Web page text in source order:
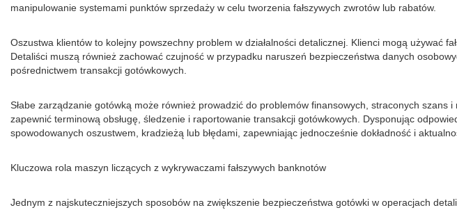
manipulowanie systemami punktów sprzedaży w celu tworzenia fałszywych zwrotów lub rabatów.
Oszustwa klientów to kolejny powszechny problem w działalności detalicznej. Klienci mogą używać
Detaliści muszą również zachować czujność w przypadku naruszeń bezpieczeństwa danych
pośrednictwem transakcji gotówkowych.
Słabe zarządzanie gotówką może również prowadzić do problemów finansowych, straconych
zapewnić terminową obsługę, śledzenie i raportowanie transakcji gotówkowych. Dysponując
spowodowanych oszustwem, kradzieżą lub błędami, zapewniając jednocześnie dokładność i
Kluczowa rola maszyn liczących z wykrywaczami fałszywych banknotów
Jednym z najskuteczniejszych sposobów na zwiększenie bezpieczeństwa gotówki w operacjach